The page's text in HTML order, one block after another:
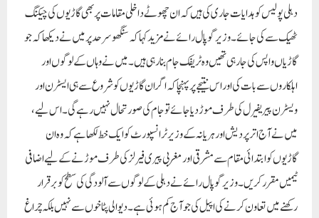
دہلی پولیس کو ہدایات جاری کی ہیں کہ ان چھوٹے داخلی مقامات پر بھی گاڑیوں کی چیکنگ
ٹھیک سے کی جائے۔ وزیر گوپال رائے نے مزید کہا کہ سنگھو سرحد پر میں نے دیکھا کہ جو
گاڑیاں واپس کی جا رہی تھیں وہ ٹریفک جام بنا رہی ہیں۔ میں نے وہاں کے لوگوں اور
اہلکاروں سے بات کی اور اس نتیجے پر پہنچا کہ اگر ان گاڑیوں کو شروع سے ہی ایسٹرن اور
ویسٹرن پیریفیرل کی طرف موڑ دیا جائے تو جام کی صورتحال نہیں رہے گی۔ اس لیے،
میں نے آج اتر پردیش اور ہریانہ کے وزیر ٹرانسپورٹ کو ایک خط لکھا ہے کہ وہ ان
گاڑیوں کو ابتدائی مقام سے مشرقی اور مغربی پیری فیرلز کی طرف موڑنے کے لیے اضافی
ٹیمیں مقرر کریں۔وزیر گوپال رائے نے دہلی کے لوگوں سے آلودگی کی سطح کو برقرار
رکھنے میں تعاون کرنے کی اپیل کی جو آج کم ہوئی ہے۔دیوالی پٹاخوں سے نہیں بلکہ چراغ